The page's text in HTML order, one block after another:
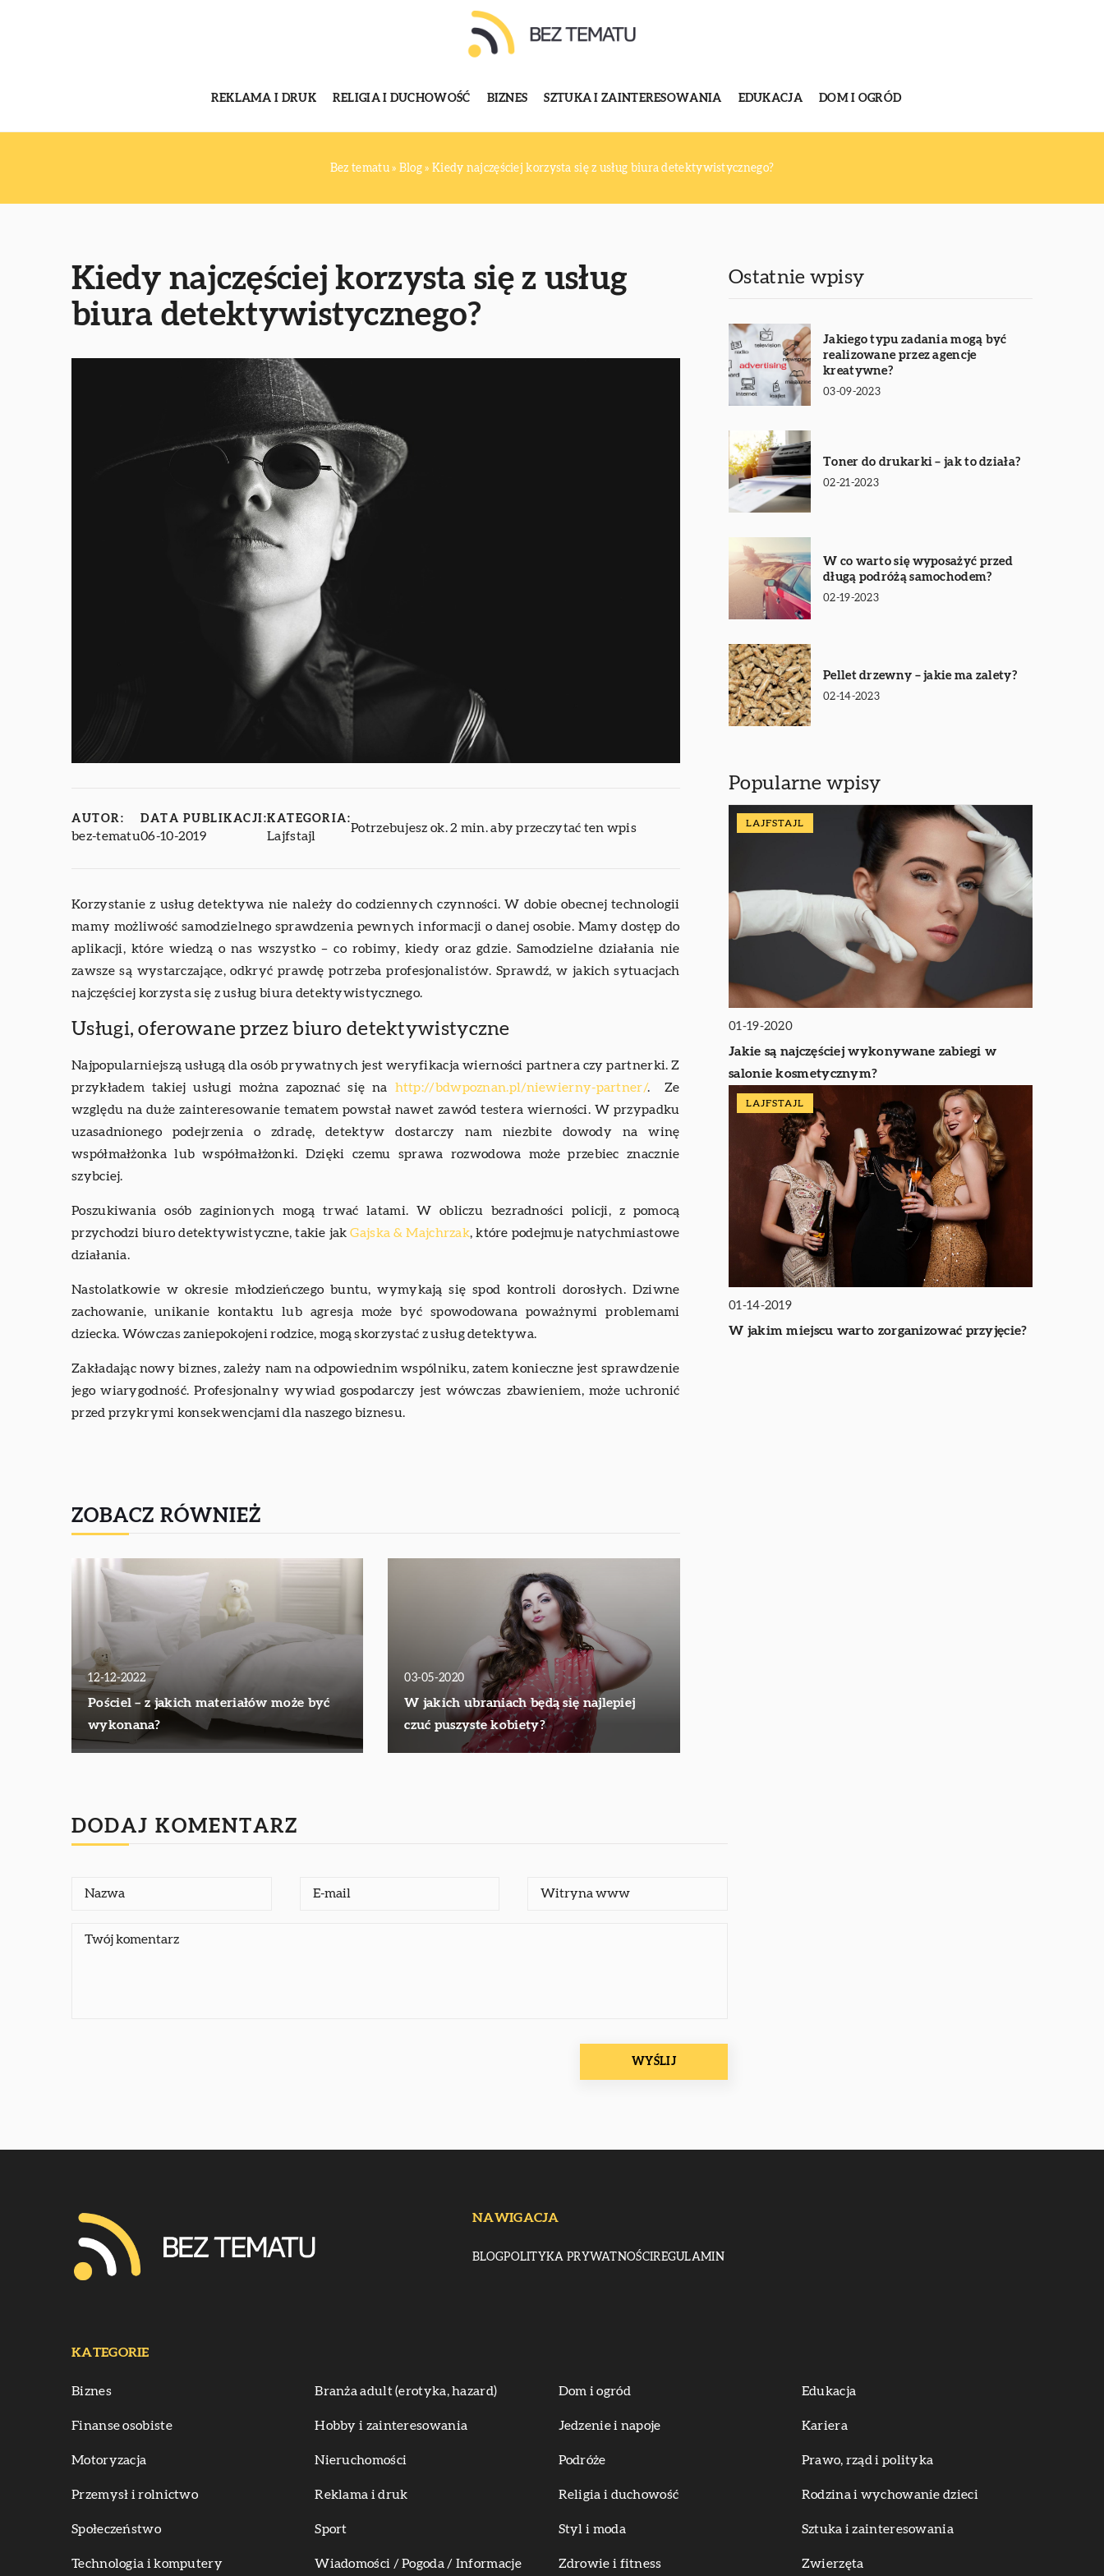
REKLAMA I DRUK RELIGIA I DUCHOWOŚĆ BIZNES SZTUKA I ZAINTERESOWANIA EDUKACJA DOM I OGRÓD
Bez tematu» Blog » Kiedy najczęściej korzysta się z usług biura detektywistycznego?
Kiedy najczęściej korzysta się z usług
biura detektywistycznego?
AUTOR:
bez-tematu
DATA PUBLIKACJI:
06-10-2019
KATEGORIA:
Lajfstajl
Potrzebujesz ok. 2 min. aby przeczytać ten wpis
Korzystanie z usług detektywa nie należy do codziennych czynności. W dobie obecnej technologii
mamy możliwość samodzielnego sprawdzenia pewnych informacji o danej osobie. Mamy dostęp do
aplikacji, które wiedzą o nas wszystko – co robimy, kiedy oraz gdzie. Samodzielne działania nie
zawsze są wystarczające, odkryć prawdę potrzeba profesjonalistów. Sprawdź, w jakich sytuacjach
najczęściej korzysta się z usług biura detektywistycznego.
Usługi, oferowane przez biuro detektywistyczne
Najpopularniejszą usługą dla osób prywatnych jest weryfikacja wierności partnera czy partnerki. Z
przykładem takiej usługi można zapoznać się na http://bdwpoznan.pl/niewierny-partner/. Ze
względu na duże zainteresowanie tematem powstał nawet zawód testera wierności. W przypadku
uzasadnionego podejrzenia o zdradę, detektyw dostarczy nam niezbite dowody na winę
współmałżonka lub współmałżonki. Dzięki czemu sprawa rozwodowa może przebiec znacznie
szybciej.
Poszukiwania osób zaginionych mogą trwać latami. W obliczu bezradności policji, z pomocą
przychodzi biuro detektywistyczne, takie jak Gajska & Majchrzak, które podejmuje natychmiastowe
działania.
Nastolatkowie w okresie młodzieńczego buntu, wymykają się spod kontroli dorosłych. Dziwne
zachowanie, unikanie kontaktu lub agresja może być spowodowana poważnymi problemami
dziecka. Wówczas zaniepokojeni rodzice, mogą skorzystać z usług detektywa.
Zakładając nowy biznes, zależy nam na odpowiednim wspólniku, zatem konieczne jest sprawdzenie
jego wiarygodność. Profesjonalny wywiad gospodarczy jest wówczas zbawieniem, może uchronić
przed przykrymi konsekwencjami dla naszego biznesu.
ZOBACZ RÓWNIEŻ
12-12-2022
Pościel – z jakich materiałów może być
wykonana?
03-05-2020
W jakich ubraniach będą się najlepiej
czuć puszyste kobiety?
Ostatnie wpisy
Jakiego typu zadania mogą być
realizowane przez agencje
kreatywne?
03-09-2023
Toner do drukarki – jak to działa?
02-21-2023
W co warto się wyposażyć przed
długą podróżą samochodem?
02-19-2023
Pellet drzewny – jakie ma zalety?
02-14-2023
Popularne wpisy
LAJFSTAJL
01-19-2020
Jakie są najczęściej wykonywane zabiegi w
salonie kosmetycznym?
LAJFSTAJL
01-14-2019
W jakim miejscu warto zorganizować przyjęcie?
DODAJ KOMENTARZ
NAWIGACJA
BLOGPOLITYKA PRYWATNOŚCIREGULAMIN
KATEGORIE
Biznes Branża adult (erotyka, hazard) Dom i ogród Edukacja
Finanse osobiste Hobby i zainteresowania Jedzenie i napoje Kariera
Motoryzacja Nieruchomości Podróże Prawo, rząd i polityka
Przemysł i rolnictwo Reklama i druk Religia i duchowość Rodzina i wychowanie dzieci
Społeczeństwo Sport Styl i moda Sztuka i zainteresowania
Technologia i komputery Wiadomości / Pogoda / Informacje Zdrowie i fitness Zwierzęta